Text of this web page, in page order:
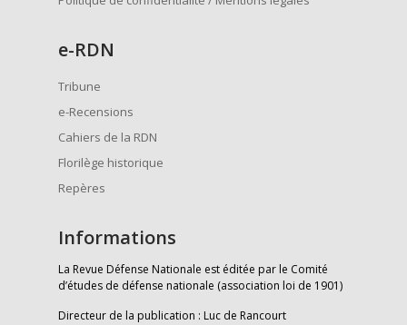
e-RDN
Tribune
e-Recensions
Cahiers de la RDN
Florilège historique
Repères
Informations
La Revue Défense Nationale est éditée par le Comité
d’études de défense nationale (association loi de 1901)
Directeur de la publication : Luc de Rancourt